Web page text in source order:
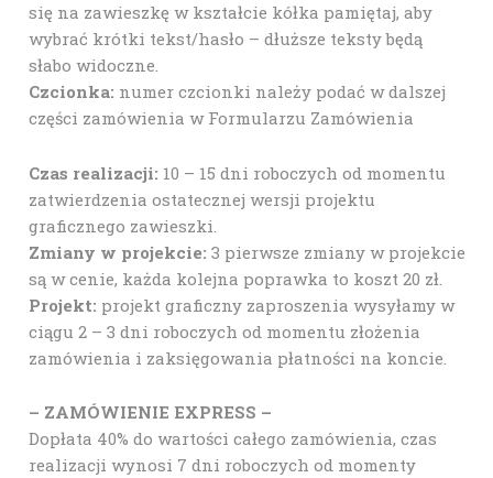
się na zawieszkę w kształcie kółka pamiętaj, aby
wybrać krótki tekst/hasło – dłuższe teksty będą
słabo widoczne.
Czcionka: numer czcionki należy podać w dalszej
części zamówienia w Formularzu Zamówienia
Czas realizacji: 10 – 15 dni roboczych od momentu
zatwierdzenia ostatecznej wersji projektu
graficznego zawieszki.
Zmiany w projekcie: 3 pierwsze zmiany w projekcie
są w cenie, każda kolejna poprawka to koszt 20 zł.
Projekt: projekt graficzny zaproszenia wysyłamy w
ciągu 2 – 3 dni roboczych od momentu złożenia
zamówienia i zaksięgowania płatności na koncie.
– ZAMÓWIENIE EXPRESS –
Dopłata 40% do wartości całego zamówienia, czas
realizacji wynosi 7 dni roboczych od momenty